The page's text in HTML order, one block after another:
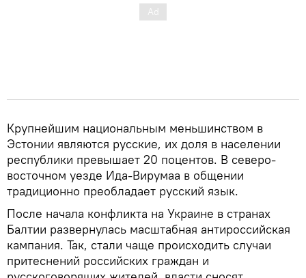
Крупнейшим национальным меньшинством в
Эстонии являются русские, их доля в населении
республики превышает 20 поцентов. В северо-
восточном уезде Ида-Вирумаа в общении
традиционно преобладает русский язык.
После начала конфликта на Украине в странах
Балтии развернулась масштабная антироссийская
кампания. Так, стали чаще происходить случаи
притеснений российских граждан и